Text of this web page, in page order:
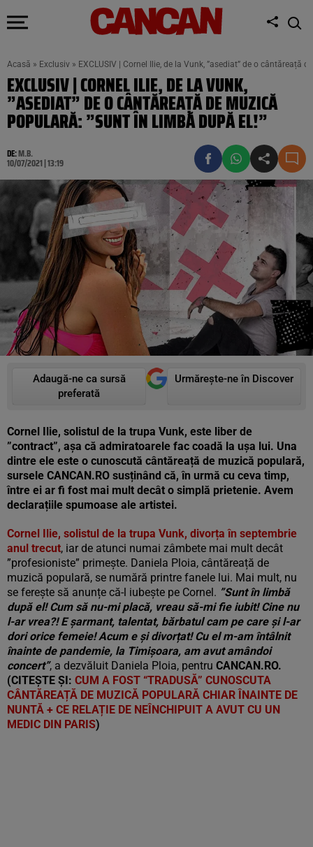
Acasă » Exclusiv » EXCLUSIV | Cornel Ilie, de la Vunk, ”asediat” de o cântăreață
EXCLUSIV | CORNEL ILIE, DE LA VUNK,
”ASEDIAT” DE O CÂNTĂREAȚĂ DE MUZICĂ
POPULARĂ: ”SUNT ÎN LIMBĂ DUPĂ EL!”
DE:M.B.
10/07/2021 | 13:19
Adaugă-ne ca sursă
preferată
Urmărește-ne în Discover
Cornel Ilie, solistul de la trupa Vunk, este liber de
”contract”, așa că admiratoarele fac coadă la ușa lui. Una
dintre ele este o cunoscută cântăreață de muzică populară,
sursele CANCAN.RO susținând că, în urmă cu ceva timp,
între ei ar fi fost mai mult decât o simplă prietenie. Avem
declarațiile spumoase ale artistei.
Cornel Ilie, solistul de la trupa Vunk, divorța în septembrie
anul trecut, iar de atunci numai zâmbete mai mult decât
”profesioniste” primește. Daniela Ploia, cântăreață de
muzică populară, se numără printre fanele lui. Mai mult, nu
se ferește să anunțe că-l iubește pe Cornel. ”Sunt în limbă
după el! Cum să nu-mi placă, vreau să-mi fie iubit! Cine nu
l-ar vrea?! E șarmant, talentat, bărbatul cam pe care și l-ar
dori orice femeie! Acum e și divorțat! Cu el m-am întâlnit
înainte de pandemie, la Timișoara, am avut amândoi
concert”, a dezvăluit Daniela Ploia, pentru CANCAN.RO.
(CITEȘTE ȘI: CUM A FOST “TRADUSĂ” CUNOSCUTA
CÂNTĂREAȚĂ DE MUZICĂ POPULARĂ CHIAR ÎNAINTE DE
NUNTĂ + CE RELAȚIE DE NEÎNCHIPUIT A AVUT CU UN
MEDIC DIN PARIS)